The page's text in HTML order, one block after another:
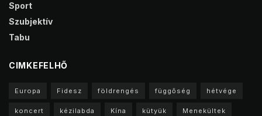
Sport
Szubjektív
Tabu
CIMKEFELHŐ
Europa Fidesz földrengés függőség hétvége
koncert kézilabda Kína kütyük Menekültek